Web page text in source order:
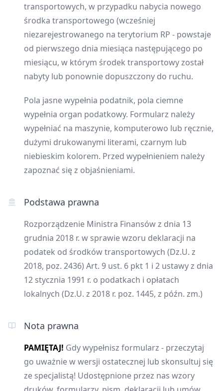
transportowych, w przypadku nabycia nowego
środka transportowego (wcześniej
niezarejestrowanego na terytorium RP - powstaje
od pierwszego dnia miesiąca następującego po
miesiącu, w którym środek transportowy został
nabyty lub ponownie dopuszczony do ruchu.
Pola jasne wypełnia podatnik, pola ciemne
wypełnia organ podatkowy. Formularz należy
wypełniać na maszynie, komputerowo lub ręcznie,
dużymi drukowanymi literami, czarnym lub
niebieskim kolorem. Przed wypełnieniem należy
zapoznać się z objaśnieniami.
Podstawa prawna
Rozporządzenie Ministra Finansów z dnia 13
grudnia 2018 r. w sprawie wzoru deklaracji na
podatek od środków transportowych (Dz.U. z
2018, poz. 2436) Art. 9 ust. 6 pkt 1 i 2 ustawy z dnia
12 stycznia 1991 r. o podatkach i opłatach
lokalnych (Dz.U. z 2018 r. poz. 1445, z późn. zm.)
Nota prawna
PAMIĘTAJ! Gdy wypełnisz formularz - przeczytaj
go uważnie w wersji ostatecznej lub skonsultuj się
ze specjalistą! Udostępnione przez nas wzory